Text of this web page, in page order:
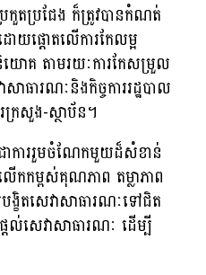
រកួតប្រជែង ក៏ត្រូវបានកំណត់
ផ្តោតលើការកែលម្អ
យោគ តាមរយៈការកែសម្រួល
សាធារណៈនិងកិច្ចការរដ្ឋបាល
ក្រសួង-ស្ថាប័ន។
គឺជាការរួមចំណែកមួយដ៏សំខាន់
ើកកម្ពស់គុណភាព តម្លាភាព
ខិតសេវាសាធារណៈទៅជិត
ផ្តល់សេវាសាធារណៈ ដើម្បី